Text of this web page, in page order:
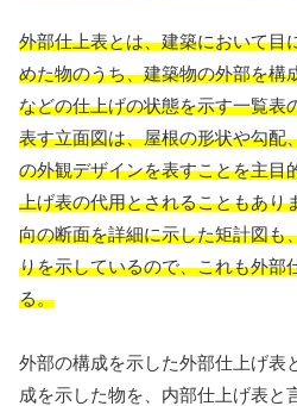
外部仕上表とは、建築において目
めた物のうち、建築物の外部を構
などの仕上げの状態を示す一覧表
表す立面図は、屋根の形状や勾配
の外観デザインを表すことを主目
上げ表の代用とされることもあり
向の断面を詳細に示した矩計図も
りを示しているので、これも外部
る。
外部の構成を示した外部仕上げ表
成を示した物を、内部仕上げ表と